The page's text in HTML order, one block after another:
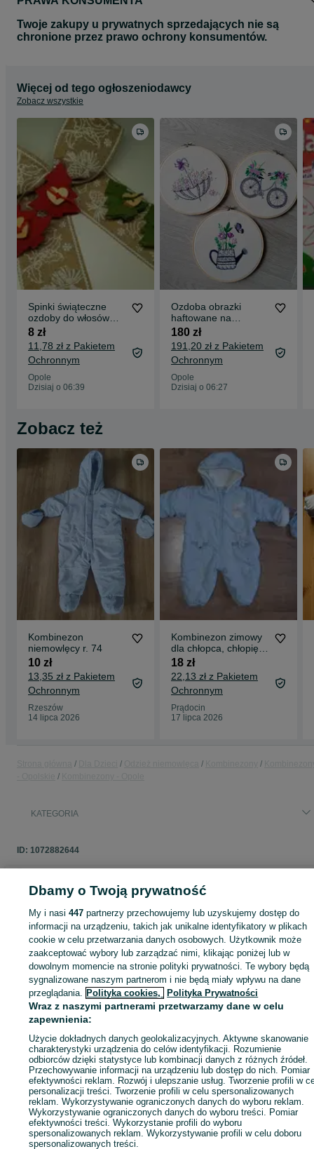
Twoje zakupy u prywatnych sprzedających nie są
chronione przez prawo ochrony konsumentów.
Więcej od tego ogłoszeniodawcy
Zobacz wszystkie
Spinki świąteczne
ozdoby do włosów
choinki
8 zł
11,78 zł z Pakietem
Ochronnym
Opole
Dzisiaj o 06:39
Ozdoba obrazki
haftowane na
tamborku zestaw
180 zł
191,20 zł z Pakietem
Ochronnym
Opole
Dzisiaj o 06:27
Zobacz też
Kombinezon
niemowlęcy r. 74
10 zł
13,35 zł z Pakietem
Ochronnym
Rzeszów
14 lipca 2026
Kombinezon zimowy
dla chłopca, chłopięcy
80 ( 12-18 miesięcy)
18 zł
22,13 zł z Pakietem
Ochronnym
Prądocin
17 lipca 2026
KATEGORIA
ID: 1072882644
Zaloguj się lub załóż konto na OLX, aby skontaktować się z
sprzedającym
Zaloguj się / Załóż konto
Kup
Dbamy o Twoją prywatność
My i nasi447 partnerzy przechowujemy lub uzyskujemy dostęp do
informacji na urządzeniu, takich jak unikalne identyfikatory w plikach
cookie w celu przetwarzania danych osobowych. Użytkownik może
zaakceptować wybory lub zarządzać nimi, klikając poniżej lub w
dowolnym momencie na stronie polityki prywatności. Te wybory będą
sygnalizowane naszym partnerom i nie będą miały wpływu na dane
przeglądania. Polityka cookies, Polityka Prywatności
Wraz z naszymi partnerami przetwarzamy dane w celu
zapewnienia:
Użycie dokładnych danych geolokalizacyjnych. Aktywne skanowanie
charakterystyki urządzenia do celów identyfikacji. Rozumienie
odbiorców dzięki statystyce lub kombinacji danych z różnych źródeł.
Przechowywanie informacji na urządzeniu lub dostęp do nich. Pomiar
efektywności reklam. Rozwój i ulepszanie usług. Tworzenie profili w
personalizacji treści. Tworzenie profili w celu spersonalizowanych
reklam. Wykorzystywanie ograniczonych danych do wyboru reklam.
Wykorzystywanie ograniczonych danych do wyboru treści. Pomiar
efektywności treści. Wykorzystanie profili do wyboru
spersonalizowanych reklam. Wykorzystywanie profili w celu doboru
spersonalizowanych treści.